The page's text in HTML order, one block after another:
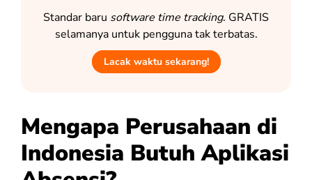
Standar baru software time tracking. GRATIS
selamanya untuk pengguna tak terbatas.
Lacak waktu sekarang!
Mengapa Perusahaan di
Indonesia Butuh Aplikasi